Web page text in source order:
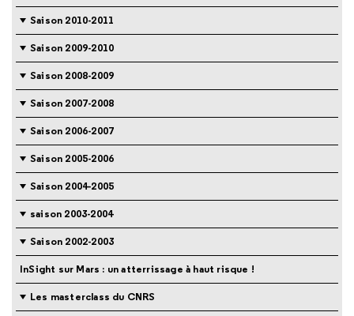
Saison 2010-2011
Saison 2009-2010
Saison 2008-2009
Saison 2007-2008
Saison 2006-2007
Saison 2005-2006
Saison 2004-2005
saison 2003-2004
Saison 2002-2003
InSight sur Mars : un atterrissage à haut risque !
Les masterclass du CNRS